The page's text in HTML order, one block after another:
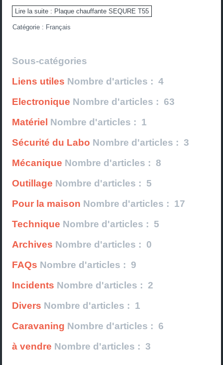
Lire la suite : Plaque chauffante SEQURE T55
Catégorie : Français
Sous-catégories
Liens utiles Nombre d'articles : 4
Electronique Nombre d'articles : 63
Matériel Nombre d'articles : 1
Sécurité du Labo Nombre d'articles : 3
Mécanique Nombre d'articles : 8
Outillage Nombre d'articles : 5
Pour la maison Nombre d'articles : 17
Technique Nombre d'articles : 5
Archives Nombre d'articles : 0
FAQs Nombre d'articles : 9
Incidents Nombre d'articles : 2
Divers Nombre d'articles : 1
Caravaning Nombre d'articles : 6
à vendre Nombre d'articles : 3